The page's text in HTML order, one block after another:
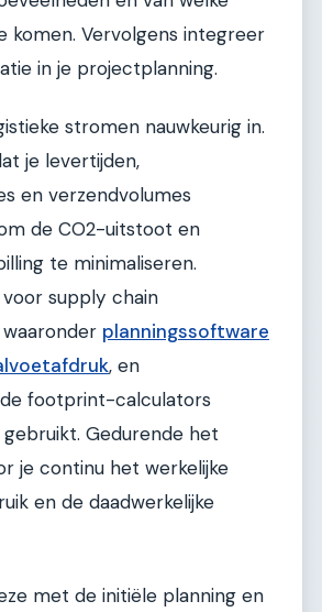
komen. Vervolgens integreer
in je projectplanning.
stromen nauwkeurig in.
je levertijden,
en verzendvolumes
de CO2-uitstoot en
te minimaliseren.
supply chain
planningssoftware
, en
footprint-calculators
Gedurende het
je continu het werkelijke
en de daadwerkelijke
met de initiële planning en